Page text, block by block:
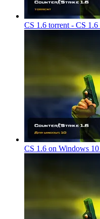
CS 1.6 torrent - CS
CS 1.6 on Windows